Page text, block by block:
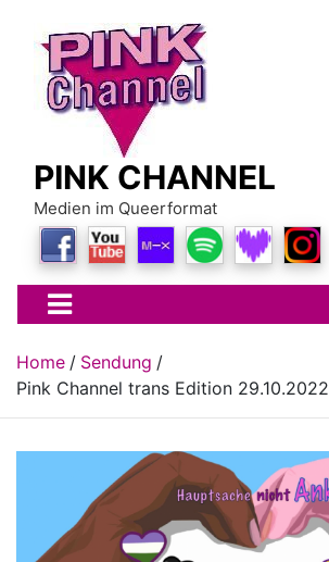
content
PINK CHANNEL
Medien im Queerformat
Home
Sendung
Pink Channel trans Edition 29.10.2022